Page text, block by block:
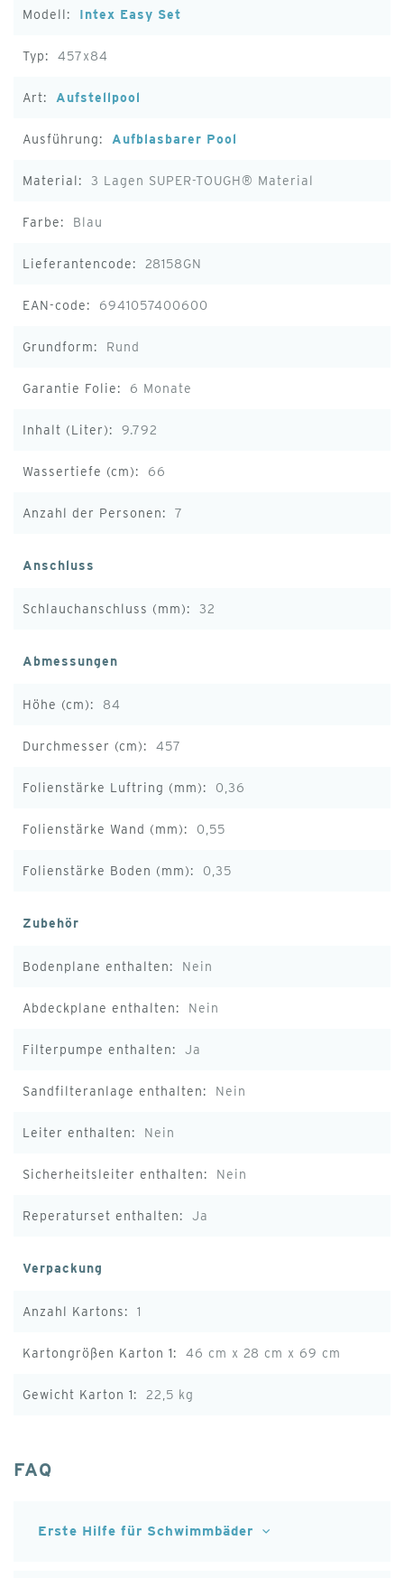
Intex Easy Set
457x84
Aufstellpool
Aufblasbarer Pool
3 Lagen SUPER-TOUGH® Material
Blau
28158GN
6941057400600
Rund
6 Monate
9.792
66
7
Anschluss
32
Abmessungen
84
457
0,36
0,55
0,35
Zubehör
Nein
Nein
Ja
Nein
Nein
Nein
Ja
Verpackung
1
46 cm x 28 cm x 69 cm
22,5 kg
FAQ
Erste Hilfe für Schwimmbäder